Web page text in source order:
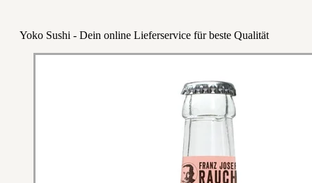
Yoko Sushi - Dein online Lieferservice für beste Qualität